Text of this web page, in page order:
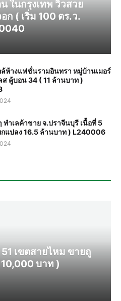
ในกรุงเทพ วิวสวย
ก ( เริ่ม 100 ตร.ว.
ห้างแฟชั่นรามอินทรา หมู่บ้านเมอร์
ส คู้บอน 34 ( 11 ล้านบาท )
ทำเลค้าขาย จ.ปราจีนบุรี เนื้อที่ 5
กแปลง 16.5 ล้านบาท ) L240006
เขตสายไหม ขายถู
บาท )